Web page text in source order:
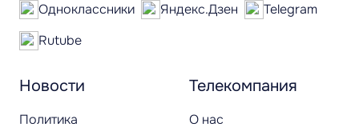
Новости
Политика
Телекомпания
О нас
Одноклассники
Яндекс.Дзен
Telegram
Rutube